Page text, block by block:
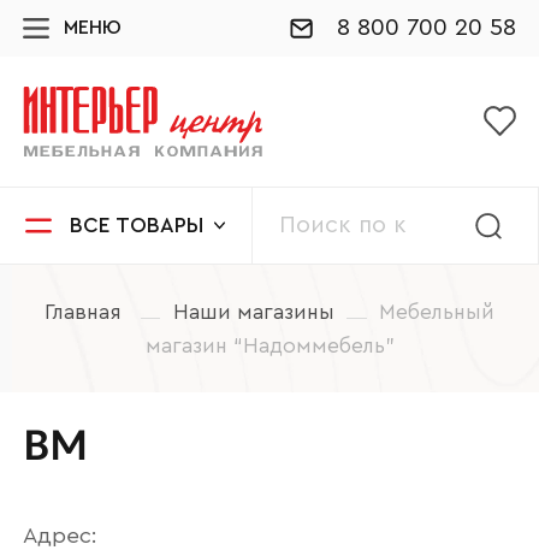
МЕНЮ 8 800 700 20 58
ВСЕ ТОВАРЫ
Главная Наши магазины
Мебельный
магазин “Надоммебель”
ВМ
Адрес: